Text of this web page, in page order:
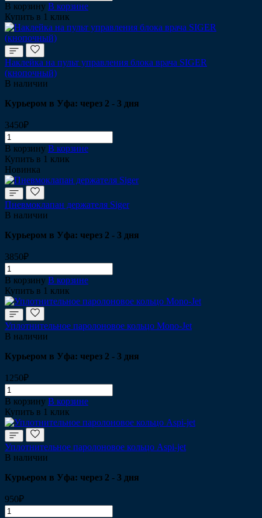
В корзину В корзине
Купить в 1 клик
Наклейка на пульт управления блока врача SIGER
(кнопочный)
В наличии
Курьером в Уфа: через 2 - 3 дня
3450₽
В корзину В корзине
Купить в 1 клик
Новинка
Пневмоклапан держателя Siger
В наличии
Курьером в Уфа: через 2 - 3 дня
3850₽
В корзину В корзине
Купить в 1 клик
Уплотнительное паролоновое кольцо Mono-Jet
В наличии
Курьером в Уфа: через 2 - 3 дня
1250₽
В корзину В корзине
Купить в 1 клик
Уплотнительное паролоновое кольцо Aspi-jet
В наличии
Курьером в Уфа: через 2 - 3 дня
950₽